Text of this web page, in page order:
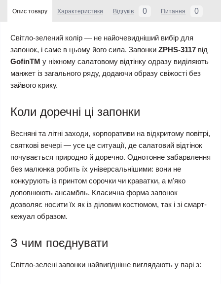
Опис товару Характеристики Відгуків 0 Питання 0
Світло-зелений колір — не найочевидніший вибір для
запонок, і саме в цьому його сила. Запонки ZPHS-3117 від
GofinTM у ніжному салатовому відтінку одразу виділяють
манжет із загального ряду, додаючи образу свіжості без
зайвого крику.
Коли доречні ці запонки
Весняні та літні заходи, корпоративи на відкритому повітрі,
святкові вечері — усе це ситуації, де салатовий відтінок
почувається природно й доречно. Однотонне забарвлення
без малюнка робить їх універсальнішими: вони не
конкурують із принтом сорочки чи краватки, а м'яко
доповнюють ансамбль. Класична форма запонок
дозволяє носити їх як із діловим костюмом, так і зі смарт-
кежуал образом.
З чим поєднувати
Світло-зелені запонки найвигідніше виглядають у парі з: